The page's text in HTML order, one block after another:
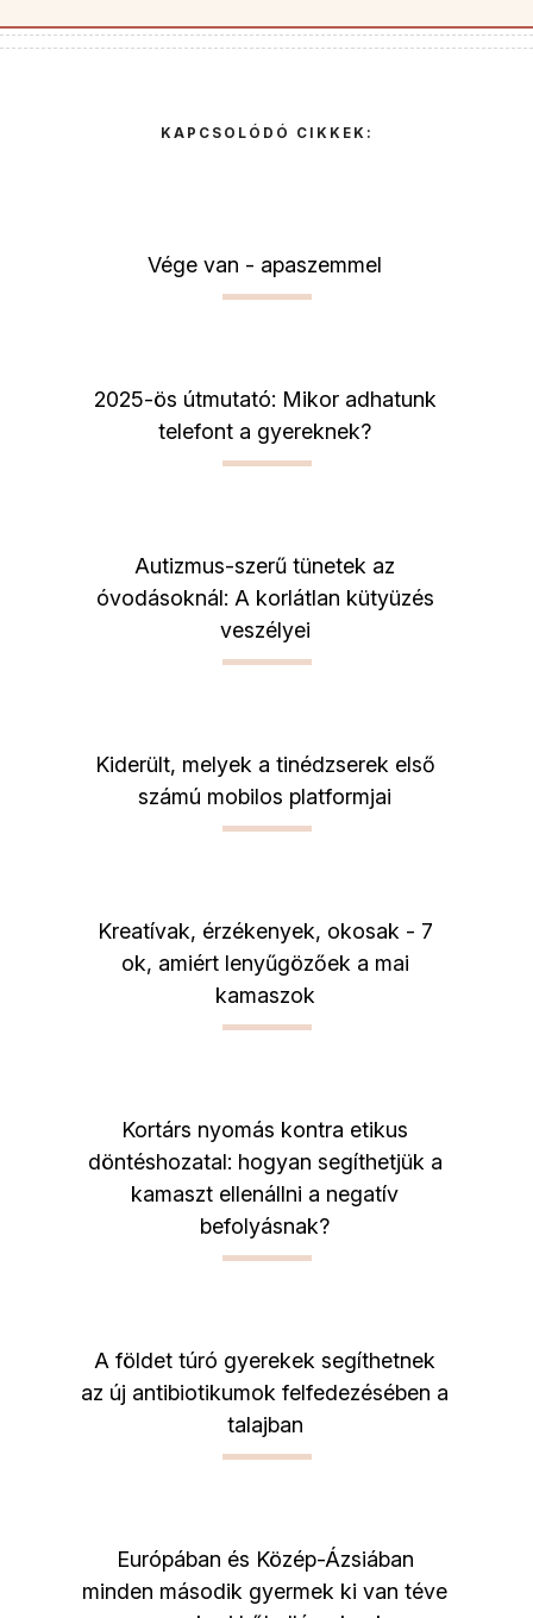
KAPCSOLÓDÓ CIKKEK:
Vége van - apaszemmel
2025-ös útmutató: Mikor adhatunk
telefont a gyereknek?
Autizmus-szerű tünetek az
óvodásoknál: A korlátlan kütyüzés
veszélyei
Kiderült, melyek a tinédzserek első
számú mobilos platformjai
Kreatívak, érzékenyek, okosak - 7
ok, amiért lenyűgözőek a mai
kamaszok
Kortárs nyomás kontra etikus
döntéshozatal: hogyan segíthetjük a
kamaszt ellenállni a negatív
befolyásnak?
A földet túró gyerekek segíthetnek
az új antibiotikumok felfedezésében a
talajban
Európában és Közép-Ázsiában
minden második gyermek ki van téve